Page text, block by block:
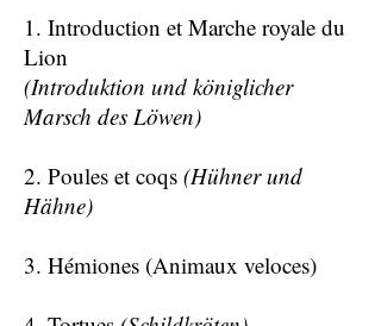
1. Introduction et Marche royale du
Lion
(Introduktion und königlicher
Marsch des Löwen)
2. Poules et coqs (Hühner und
Hähne)
3. Hémiones (Animaux veloces)